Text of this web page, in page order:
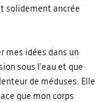
solidement ancrée
mes idées dans un
sous l'eau et que
de méduses. Elle
que mon corps